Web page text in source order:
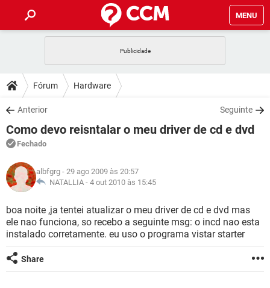
MENU
CELULAR
OUTLOOK
INSTAGRAM GMAIL
GUIA DE COMPRAS
DICAS
JOGOS
OUTLOOK
INSTAGRAM
GUIA DE COMPRAS
DOWNLOADS
JOGOS WHATSAPP
CELULAR
OUTLOOK
INSTAGRAM
GUIA DE COMPRAS
FÓRUM
JOGOS
CELULAR FACEBOOK
INSTAGRAM GMAIL
GLOSSÁRIO
JOGOS
CELULAR FACEBOOK
OUTLOOK EXCEL
INSTAGRAM
Fórum Hardware
Anterior Seguinte
Como devo reisntalar o meu driver de cd e dvd
Fechado
albfgrg - 29 ago 2009 às 20:57
NATALLIA - 4 out 2010 às 15:45
boa noite ,ja tentei atualizar o meu driver de cd e dvd mas
ele nao funciona, so recebo a seguinte msg: o incd nao esta
instalado corretamente. eu uso o programa vistar starter
Share